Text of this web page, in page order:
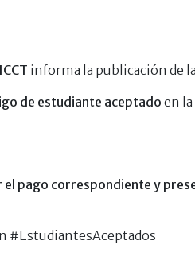
informa la publicación de la
de estudiante aceptado en
el pago correspondiente y
#EstudiantesAceptados